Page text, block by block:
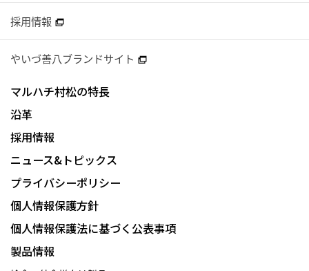
採用情報
やいづ善八ブランドサイト
マルハチ村松の特長
沿革
採用情報
ニュース&トピックス
プライバシーポリシー
個人情報保護方針
個人情報保護法に基づく公表事項
製品情報